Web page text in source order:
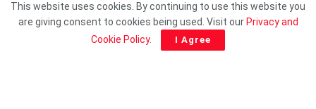
This website uses cookies. By continuing to use this website you
are giving consent to cookies being used. Visit our Privacy and
Cookie Policy. I Agree